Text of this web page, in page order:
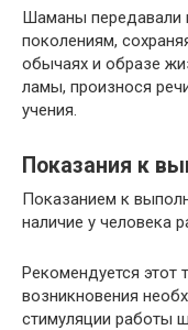
Шаманы передавали
поколениям,
обычаях и образе
ламы, произнося
учения.
Показания к
Показанием к
наличие у человека
Рекомендуется этот
возникновения
стимуляции работы